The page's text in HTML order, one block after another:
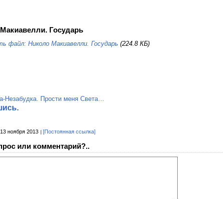
Государь
файл: Николо Макиавелли. Государь (224.8 КБ)
ноября 2013 [Постоянная ссылка]
или комментарий?..